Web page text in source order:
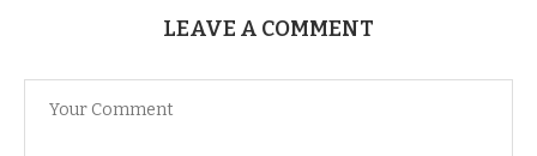
LEAVE A COMMENT